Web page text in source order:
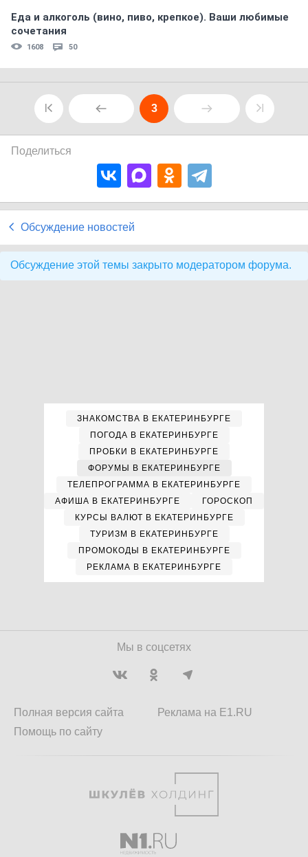
Еда и алкоголь (вино, пиво, крепкое). Ваши любимые
сочетания
1608 50
3
Поделиться
Обсуждение новостей
Обсуждение этой темы закрыто модератором форума.
ЗНАКОМСТВА В ЕКАТЕРИНБУРГЕ
ПОГОДА В ЕКАТЕРИНБУРГЕ
ПРОБКИ В ЕКАТЕРИНБУРГЕ
ФОРУМЫ В ЕКАТЕРИНБУРГЕ
ТЕЛЕПРОГРАММА В ЕКАТЕРИНБУРГЕ
АФИША В ЕКАТЕРИНБУРГЕ
ГОРОСКОП
КУРСЫ ВАЛЮТ В ЕКАТЕРИНБУРГЕ
ТУРИЗМ В ЕКАТЕРИНБУРГЕ
ПРОМОКОДЫ В ЕКАТЕРИНБУРГЕ
РЕКЛАМА В ЕКАТЕРИНБУРГЕ
Мы в соцсетях
Полная версия сайта
Помощь по сайту
Реклама на E1.RU